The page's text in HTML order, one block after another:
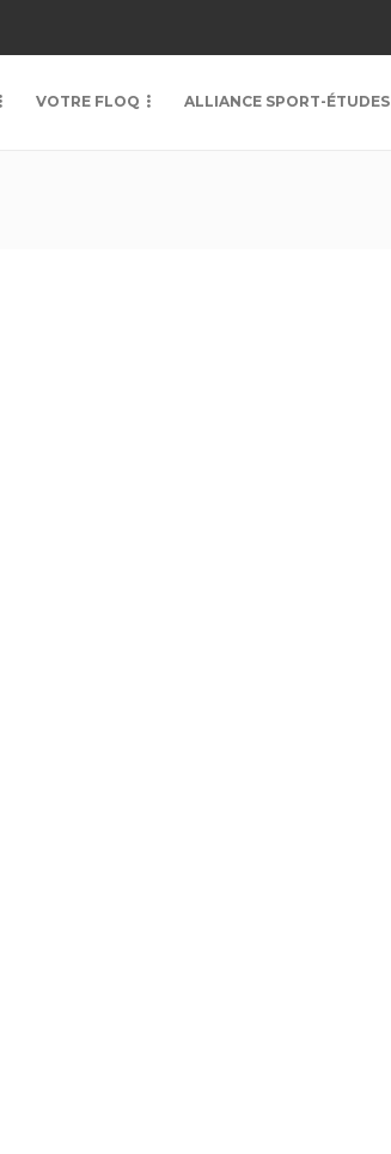
VOTRE FLOQ ALLIANCE SPORT-ÉTUDES